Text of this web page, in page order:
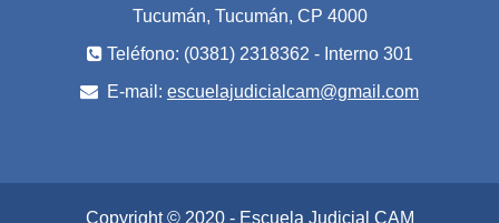
Tucumán, Tucumán, CP 4000
Teléfono: (0381) 2318362 - Interno 301
E-mail: escuelajudicialcam@gmail.com
Copyright © 2020 - Escuela Judicial CAM